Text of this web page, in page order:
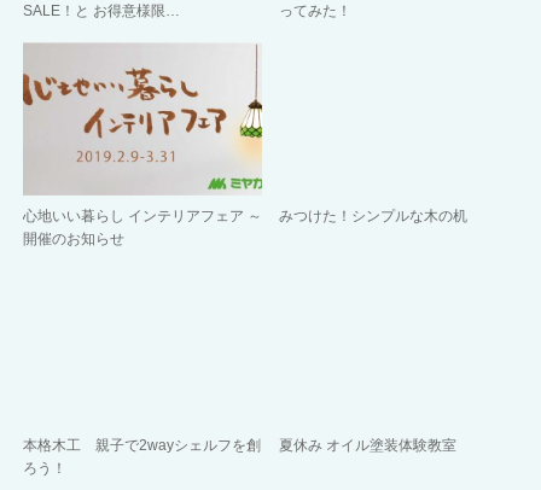
SALE！と お得意様限…
ってみた！
心地いい暮らし インテリアフェア ～
開催のお知らせ
みつけた！シンプルな木の机
本格木工 親子で2wayシェルフを創
ろう！
夏休み オイル塗装体験教室